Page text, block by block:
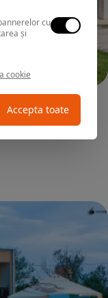
SPA
cu
și
cookie
Accepta toate